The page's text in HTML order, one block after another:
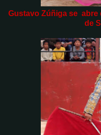
Gustavo Zúñiga se abre
de